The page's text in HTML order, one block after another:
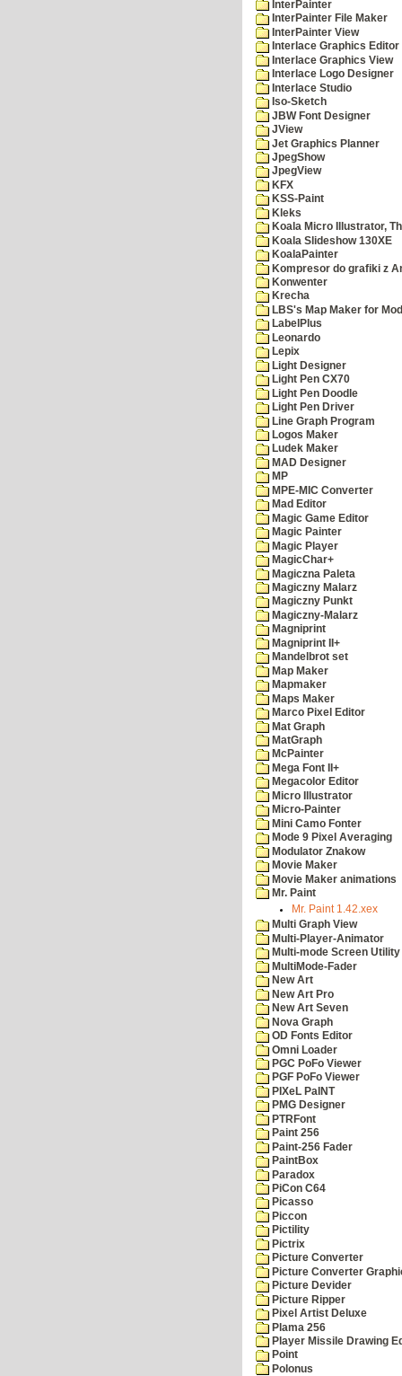
InterPainter
InterPainter File Maker
InterPainter View
Interlace Graphics Editor
Interlace Graphics View
Interlace Logo Designer
Interlace Studio
Iso-Sketch
JBW Font Designer
JView
Jet Graphics Planner
JpegShow
JpegView
KFX
KSS-Paint
Kleks
Koala Micro Illustrator,
Koala Slideshow 130XE
KoalaPainter
Kompresor do grafiki z
Konwenter
Krecha
LBS's Map Maker for
LabelPlus
Leonardo
Lepix
Light Designer
Light Pen CX70
Light Pen Doodle
Light Pen Driver
Line Graph Program
Logos Maker
Ludek Maker
MAD Designer
MP
MPE-MIC Converter
Mad Editor
Magic Game Editor
Magic Painter
Magic Player
MagicChar+
Magiczna Paleta
Magiczny Malarz
Magiczny Punkt
Magiczny-Malarz
Magniprint
Magniprint II+
Mandelbrot set
Map Maker
Mapmaker
Maps Maker
Marco Pixel Editor
Mat Graph
MatGraph
McPainter
Mega Font II+
Megacolor Editor
Micro Illustrator
Micro-Painter
Mini Camo Fonter
Mode 9 Pixel Averaging
Modulator Znakow
Movie Maker
Movie Maker animations
Mr. Paint
Mr. Paint 1.42.xex
Multi Graph View
Multi-Player-Animator
Multi-mode Screen Utility
MultiMode-Fader
New Art
New Art Pro
New Art Seven
Nova Graph
OD Fonts Editor
Omni Loader
PGC PoFo Viewer
PGF PoFo Viewer
PIXeL PaINT
PMG Designer
PTRFont
Paint 256
Paint-256 Fader
PaintBox
Paradox
PiCon C64
Picasso
Piccon
Pictility
Pictrix
Picture Converter
Picture Converter
Picture Devider
Picture Ripper
Pixel Artist Deluxe
Plama 256
Player Missile Drawing
Point
Polonus